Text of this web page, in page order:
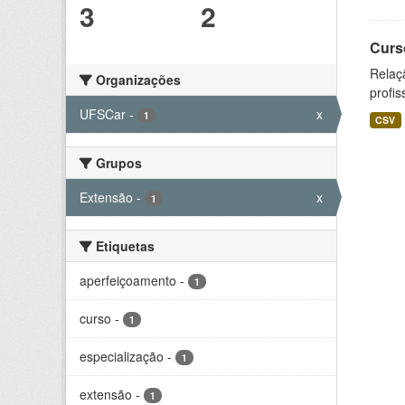
3 2
Organizações
UFSCar - 1 x
Grupos
Extensão - 1 x
Etiquetas
aperfeiçoamento - 1
curso - 1
especialização - 1
extensão - 1
CSV